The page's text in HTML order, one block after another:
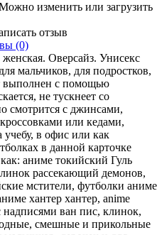
изменить или загрузить
отзыв
(0)
Оверсайз. Унисекс
мальчиков, для подростков,
с помощью
не тускнеет со
смотрится с джинсами,
или кедами,
учебу, в офис или как
в данной карточке
аниме токийский Гуль
рассекающий демонов,
мстители, футболки аниме
хантер хантер, anime
надписями ван пис, клинок,
смешные и прикольные